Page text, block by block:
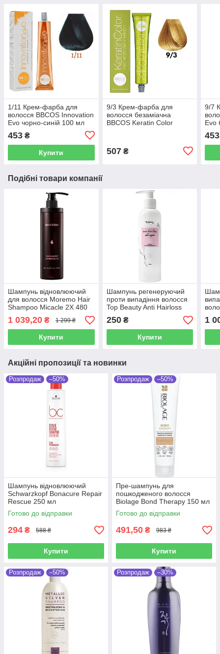
1/11 Крем-фарба для
волосся BBCOS Innovation
Evo чорно-синій 100 мл
453 ₴
Купити
9/3 Крем-фарба для
волосся безаміачна
BBCOS Keratin Color
507₴
9/7
Evo
453
Подібні товари компанії
Шампунь відновлюючий
для волосся Moremo Hair
Shampoo Micacle 2X 480
мл
1 039,20 ₴ 1 299 ₴
Купити
Шампунь регенеруючий
проти випадіння волосся
Top Beauty Anti Hairloss
Hair Shampoo 250 мл
250₴
Купити
мл
1
Акційні пропозиції та новинки
Розпродаж –50%
Шампунь відновлюючий
Schwarzkopf Bonacure Repair
Rescue 250 мл
Готово до відправки
294 ₴ 588 ₴
Купити
Розпродаж –50%
Пре-шампунь для
пошкодженого волосся
Biolage Bond Therapy 150 мл
Готово до відправки
491,50 ₴ 983 ₴
Купити
Розпродаж –50% Розпродаж –30%